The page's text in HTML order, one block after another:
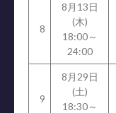
8
8月13日
(木)
18:00～
24:00
9
8月29日
(土)
18:30～